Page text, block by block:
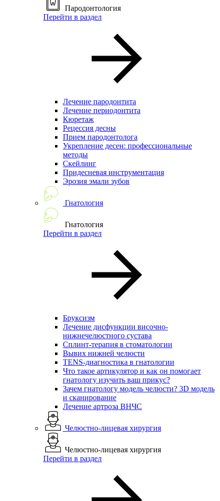
Пародонтология
Перейти в раздел
Лечение пародонтита
Лечение периодонтита
Кюретаж
Рецессия десны
Прием пародонтолога
Укрепление десен: профессиональные
методы
Скейлинг
Придесневая инструментация
Эрозия эмали зубов
Гнатология
Гнатология
Перейти в раздел
Бруксизм
Лечение дисфункции височно-
нижнечелюстного сустава
Сплинт-терапия в стоматологии
Вывих нижней челюсти
TENS-диагностика в гнатологии
Что такое артикулятор и как он помогает
гнатологу изучить ваш прикус?
Зачем гнатологу модель челюсти? 3D модель
и сканирование
Лечение артроза ВНЧС
Челюстно-лицевая хирургия
Челюстно-лицевая хирургия
Перейти в раздел